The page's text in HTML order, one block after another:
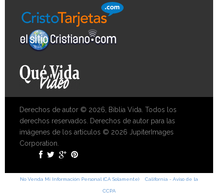
Derechos de autor © 2026, Biblia Vida. Todos los
derechos reservados. Derechos de autor para las
imágenes de los artículos © 2026 JupiterImages
Corporation.
No Venda Mi Información Personal (CA Solamente) California - Aviso de la
CCPA